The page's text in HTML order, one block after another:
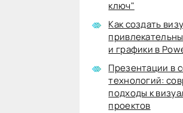
ключ"
Как создать
и графики в
Презентации в
технологий:
подходы к
проектов